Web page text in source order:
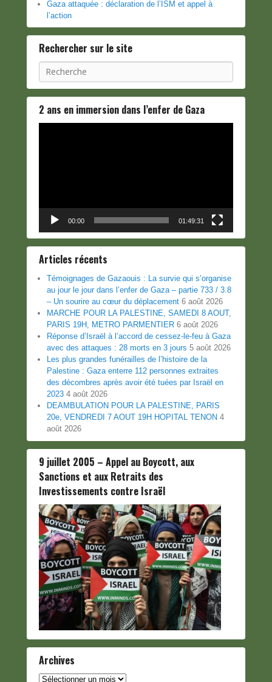
Gaza attaquée : déclaration de l’ISM et appel à
l’action
Rechercher sur le site
Recherche
2 ans en immersion dans l’enfer de Gaza
00:00 01:49:31
Articles récents
Témoignages de Gazaouis : La survie qui s’organise
au jour le jour dans l’enfer de Gaza – partie 733 / 3.8
– Un sourire au cœur du déplacement 6 août 2026
MARCHE POUR LA PALESTINE, SAMEDI 8 AOUT,
PARIS 19H, METRO PARMENTIER 6 août 2026
Réponse d’Israël à l’accord de cessez-le-feu à Gaza
avec des attaques : 28 morts en 3 jours 5 août 2026
Les plus grandes funérailles de l’histoire de la
Palestine : Gaza enterre 112 personnes extraites
des décombres après avoir été tuées par Israël en
2023 4 août 2026
DEAMBULATION POUR LA PALESTINE, PARIS
20e, VENDREDI 7 AOUT 19H HOPITAL TENON 4
août 2026
9 juillet 2005 – Appel au Boycott, aux
Sanctions et aux Retraits des
Investissements contre Israël
Archives
Archives